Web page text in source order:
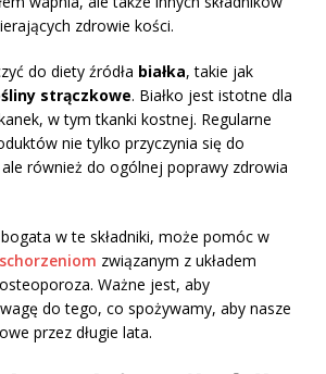
zdrowie kości.
do diety źródła białka, takie jak
strączkowe. Białko jest istotne dla
w tym tkanki kostnej. Regularne
nie tylko przyczynia się do
również do ogólnej poprawy zdrowia
w te składniki, może pomóc w
schorzeniom związanym z układem
Ważne jest, aby
do tego, co spożywamy, aby nasze
przez długie lata.